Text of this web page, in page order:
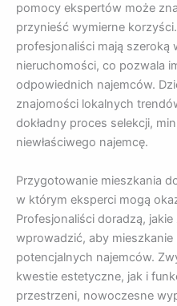
pomocy ekspertów może
przynieść wymierne
profesjonaliści mają szeroką
nieruchomości, co pozwala
odpowiednich najemców.
znajomości lokalnych
dokładny proces selekcji,
niewłaściwego najemcę.
Przygotowanie mieszkania
w którym eksperci mogą
Profesjonaliści doradzą,
wprowadzić, aby mieszkanie
potencjalnych najemców.
kwestie estetyczne, jak i
przestrzeni, nowoczesne